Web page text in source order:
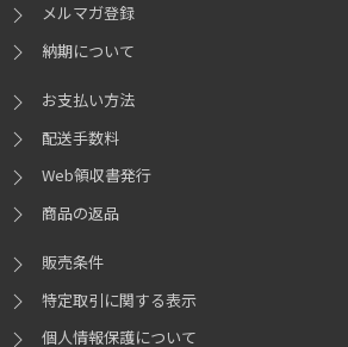
メルマガ登録
納期について
お支払い方法
配送手数料
Web領収書発行
商品の返品
販売条件
特定取引に関する表示
個人情報保護について